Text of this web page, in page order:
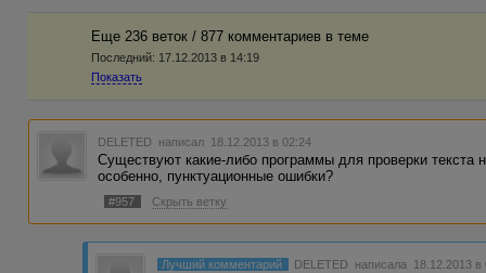
Еще 236 веток / 877 комментариев в темe
Последний: 17.12.2013 в 14:19
Показать
DELETED написал 18.12.2013 в 02:24
Существуют какие-либо программы для проверки текста
особенно, пунктуационные ошибки?
#957 Скрыть ветку
Лучший комментарий DELETED написала 18.12.2013